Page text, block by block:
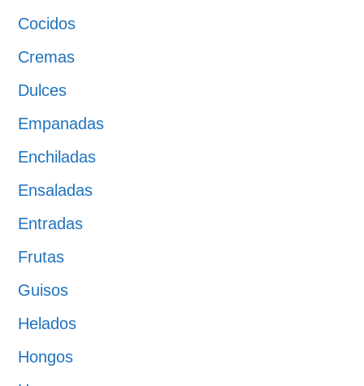
Cocidos
Cremas
Dulces
Empanadas
Enchiladas
Ensaladas
Entradas
Frutas
Guisos
Helados
Hongos